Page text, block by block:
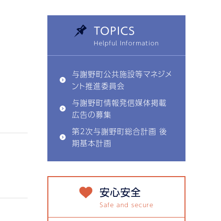
TOPICS
与謝野町公共施設等マネジメ
ント推進委員会
与謝野町情報発信媒体掲載
広告の募集
第2次与謝野町総合計画 後
期基本計画
安心安全